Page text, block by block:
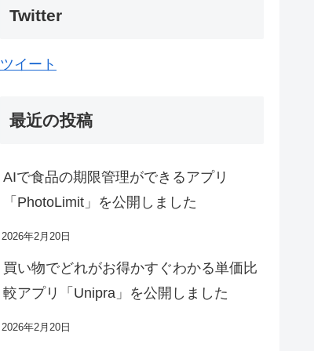
Twitter
ツイート
最近の投稿
AIで食品の期限管理ができるアプリ
「PhotoLimit」を公開しました
2026年2月20日
買い物でどれがお得かすぐわかる単価比
較アプリ「Unipra」を公開しました
2026年2月20日